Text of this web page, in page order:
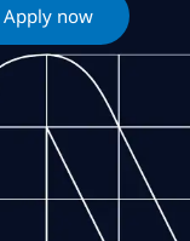
Apply now